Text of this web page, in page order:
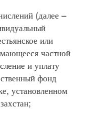
(далее –
или
частной
и уплату
фонд
установленном